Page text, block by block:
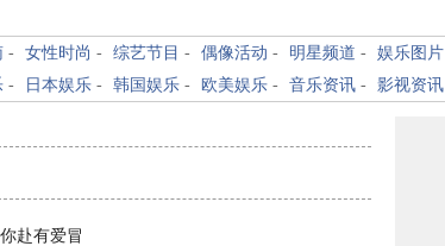
- 女性时尚 - 综艺节目 - 偶像活动 - 明星频道 - 娱乐图片
- 日本娱乐 - 韩国娱乐 - 欧美娱乐 - 音乐资讯 - 影视资讯
赴有爱冒